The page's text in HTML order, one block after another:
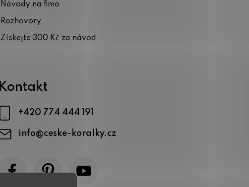
Návody na fimo
Rozhovory
Získejte 300 Kč za návod
Kontakt
info@ceske-koralky.cz
+420 774 444 191